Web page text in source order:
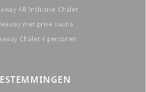
All Inclusive Chalet
met privé sauna
Chalet 4 personen